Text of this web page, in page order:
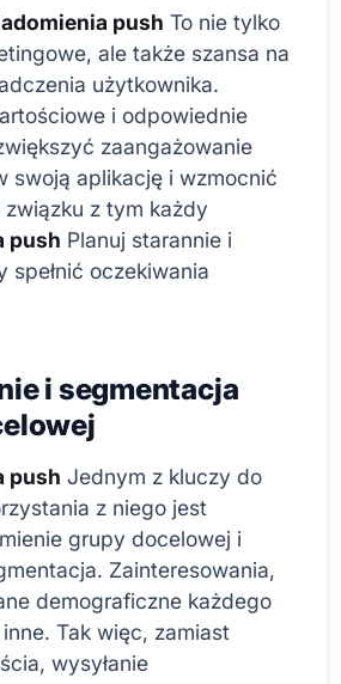
push To nie tylko
ale także szansa na
użytkownika.
i odpowiednie
zaangażowanie
swoją aplikację i wzmocnić
z tym każdy
push Planuj starannie i
spełnić oczekiwania
i segmentacja
push Jednym z kluczy do
z niego jest
grupy docelowej i
Zainteresowania,
demograficzne każdego
Tak więc, zamiast
wysyłanie